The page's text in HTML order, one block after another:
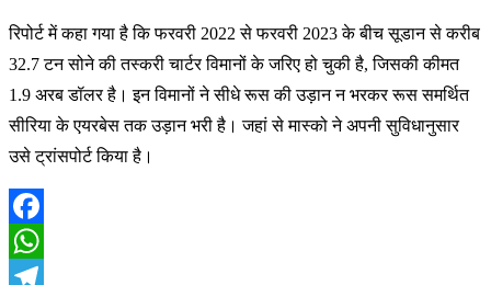
रिपोर्ट में कहा गया है कि फरवरी 2022 से फरवरी 2023 के बीच सूडान से करीब
32.7 टन सोने की तस्करी चार्टर विमानों के जरिए हो चुकी है, जिसकी कीमत
1.9 अरब डॉलर है। इन विमानों ने सीधे रूस की उड़ान न भरकर रूस समर्थित
सीरिया के एयरबेस तक उड़ान भरी है। जहां से मास्को ने अपनी सुविधानुसार
उसे ट्रांसपोर्ट किया है।
Facebook
WhatsApp